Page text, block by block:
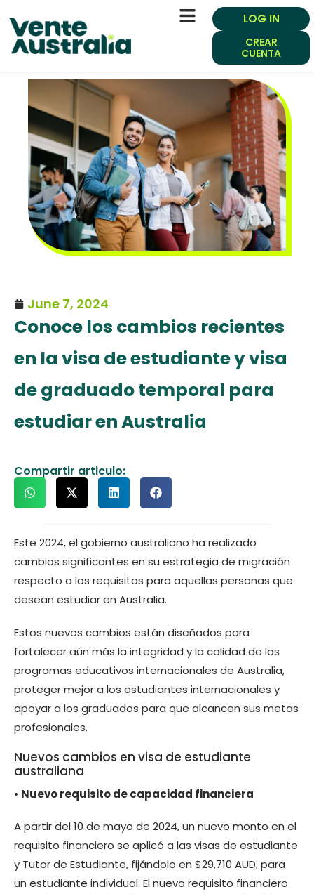
LOG IN
CREAR
CUENTA
June 7, 2024
Conoce los cambios recientes
en la visa de estudiante y visa
de graduado temporal para
estudiar en Australia
Compartir articulo:
Este 2024, el gobierno australiano ha realizado
cambios significantes en su estrategia de migración
respecto a los requisitos para aquellas personas que
desean estudiar en Australia.
Estos nuevos cambios están diseñados para
fortalecer aún más la integridad y la calidad de los
programas educativos internacionales de Australia,
proteger mejor a los estudiantes internacionales y
apoyar a los graduados para que alcancen sus metas
profesionales.
Nuevos cambios en visa de estudiante
australiana
• Nuevo requisito de capacidad financiera
A partir del 10 de mayo de 2024, un nuevo monto en el
requisito financiero se aplicó a las visas de estudiante
y Tutor de Estudiante, fijándolo en $29,710 AUD, para
un estudiante individual. El nuevo requisito financiero